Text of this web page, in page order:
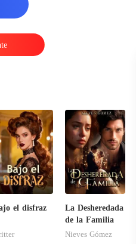
el disfraz
La Desheredada
de la Familia
Nieves Gómez